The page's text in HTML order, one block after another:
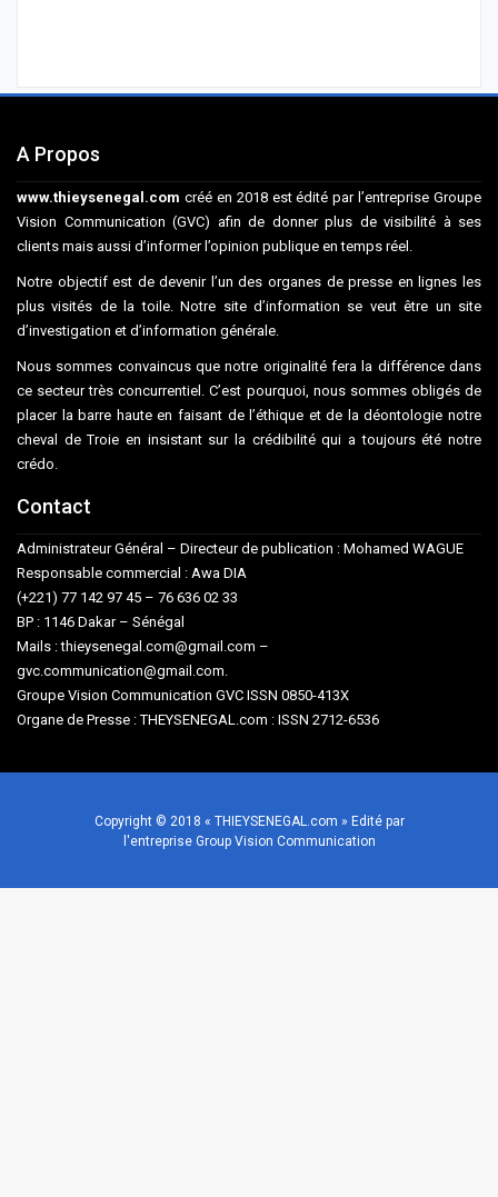
A Propos
www.thieysenegal.com créé en 2018 est édité par l’entreprise Groupe
Vision Communication (GVC) afin de donner plus de visibilité à ses
clients mais aussi d’informer l’opinion publique en temps réel.
Notre objectif est de devenir l’un des organes de presse en lignes les
plus visités de la toile. Notre site d’information se veut être un site
d’investigation et d’information générale.
Nous sommes convaincus que notre originalité fera la différence dans
ce secteur très concurrentiel. C’est pourquoi, nous sommes obligés de
placer la barre haute en faisant de l’éthique et de la déontologie notre
cheval de Troie en insistant sur la crédibilité qui a toujours été notre
crédo.
Contact
Administrateur Général – Directeur de publication : Mohamed WAGUE
Responsable commercial : Awa DIA
(+221) 77 142 97 45 – 76 636 02 33
BP : 1146 Dakar – Sénégal
Mails : thieysenegal.com@gmail.com –
gvc.communication@gmail.com.
Groupe Vision Communication GVC ISSN 0850-413X
Organe de Presse : THEYSENEGAL.com : ISSN 2712-6536
Copyright © 2018 « THIEYSENEGAL.com » Edité par
l'entreprise Group Vision Communication